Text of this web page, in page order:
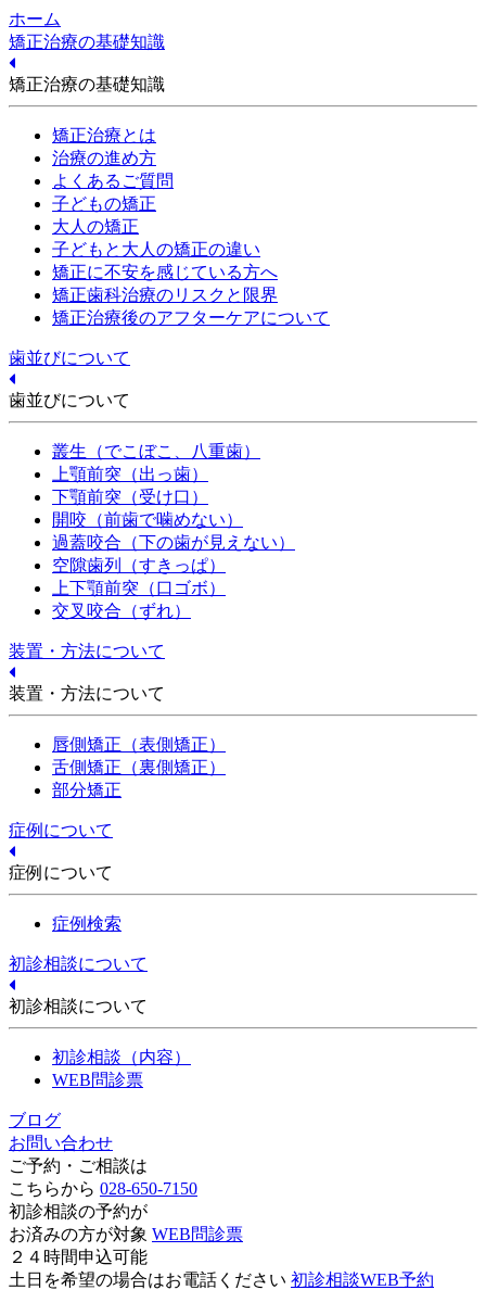
ホーム
矯正治療の基礎知識
矯正治療の基礎知識
矯正治療とは
治療の進め方
よくあるご質問
子どもの矯正
大人の矯正
子どもと大人の矯正の違い
矯正に不安を感じている方へ
矯正歯科治療のリスクと限界
矯正治療後のアフターケアについて
歯並びについて
歯並びについて
叢生（でこぼこ、八重歯）
上顎前突（出っ歯）
下顎前突（受け口）
開咬（前歯で噛めない）
過蓋咬合（下の歯が見えない）
空隙歯列（すきっぱ）
上下顎前突（口ゴボ）
交叉咬合（ずれ）
装置・方法について
装置・方法について
唇側矯正（表側矯正）
舌側矯正（裏側矯正）
部分矯正
症例について
症例について
症例検索
初診相談について
初診相談について
初診相談（内容）
WEB問診票
ブログ
お問い合わせ
ご予約・ご相談は
こちらから 028-650-7150
初診相談の予約が
お済みの方が対象 WEB問診票
２４時間申込可能
土日を希望の場合はお電話ください 初診相談WEB予約